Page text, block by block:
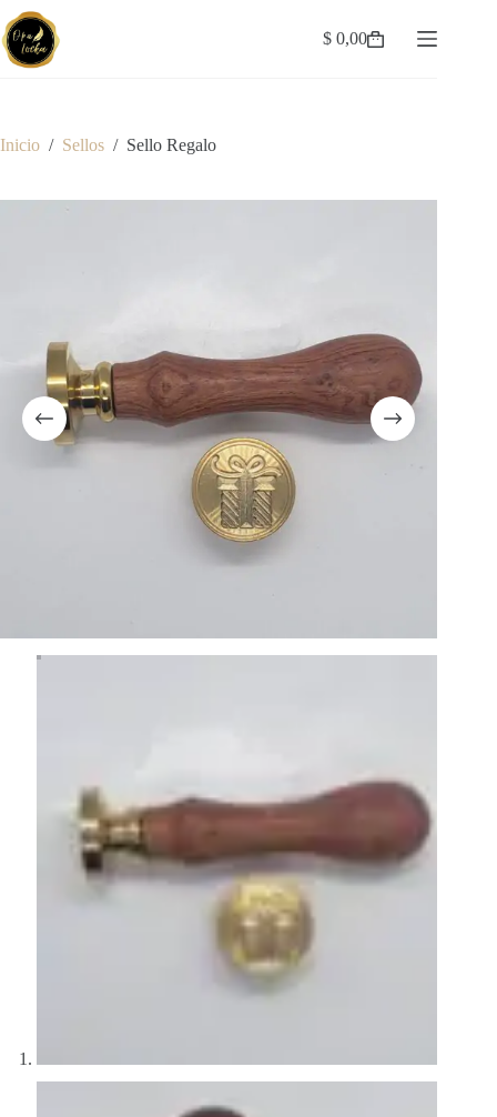
Saltar
al
contenido
Carro
$ 0,00
Inicio / Sellos / Sello Regalo